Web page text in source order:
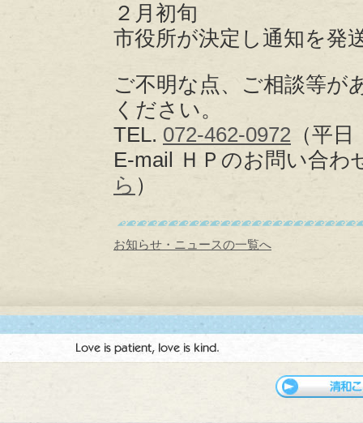
２月初旬
市役所が決定し通知を発
ご不明な点、ご相談等が
ください。
TEL. 072-462-0972 （平
E-mail ＨＰのお問い合わ
ら ）
お知らせ・ニュースの一覧へ